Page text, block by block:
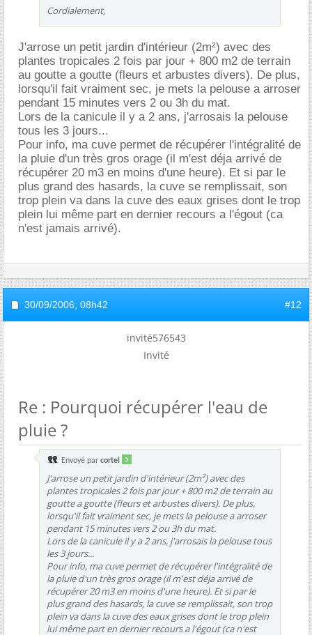
Cordialement,
J'arrose un petit jardin d'intérieur (2m²) avec des
plantes tropicales 2 fois par jour + 800 m2 de terrain
au goutte a goutte (fleurs et arbustes divers). De plus,
lorsqu'il fait vraiment sec, je mets la pelouse a arroser
pendant 15 minutes vers 2 ou 3h du mat.
Lors de la canicule il y a 2 ans, j'arrosais la pelouse
tous les 3 jours...
Pour info, ma cuve permet de récupérer l'intégralité de
la pluie d'un très gros orage (il m'est déja arrivé de
récupérer 20 m3 en moins d'une heure). Et si par le
plus grand des hasards, la cuve se remplissait, son
trop plein va dans la cuve des eaux grises dont le trop
plein lui même part en dernier recours a l'égout (ca
n'est jamais arrivé).
30/09/2006, 08h42 #12
invité576543
Invité
Re : Pourquoi récupérer l'eau de
pluie ?
Envoyé par cortel
J'arrose un petit jardin d'intérieur (2m²) avec des
plantes tropicales 2 fois par jour + 800 m2 de terrain au
goutte a goutte (fleurs et arbustes divers). De plus,
lorsqu'il fait vraiment sec, je mets la pelouse a arroser
pendant 15 minutes vers 2 ou 3h du mat.
Lors de la canicule il y a 2 ans, j'arrosais la pelouse tous
les 3 jours...
Pour info, ma cuve permet de récupérer l'intégralité de
la pluie d'un très gros orage (il m'est déja arrivé de
récupérer 20 m3 en moins d'une heure). Et si par le
plus grand des hasards, la cuve se remplissait, son trop
plein va dans la cuve des eaux grises dont le trop plein
lui même part en dernier recours a l'égout (ca n'est